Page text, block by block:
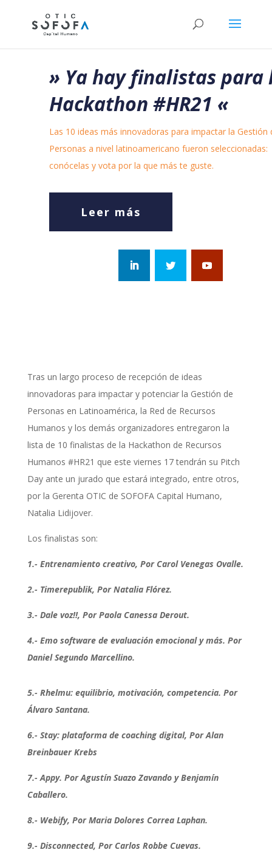
» Ya hay finalistas para
Hackathon #HR21 «
Las 10 ideas más innovadoras para impactar la Gestión
Personas a nivel latinoamericano fueron seleccionadas:
conócelas y vota por la que más te guste.
Leer más
Tras un largo proceso de recepción de ideas
innovadoras para impactar y potenciar la Gestión de
Personas en Latinoamérica, la Red de Recursos
Humanos y los demás organizadores entregaron la
lista de 10 finalistas de la Hackathon de Recursos
Humanos #HR21 que este viernes 17 tendrán su Pitch
Day ante un jurado que estará integrado, entre otros,
por la Gerenta OTIC de SOFOFA Capital Humano,
Natalia Lidijover.
Los finalistas son:
1.- Entrenamiento creativo, Por Carol Venegas Ovalle.
2.- Timerepublik, Por Natalia Flórez.
3.- Dale voz!!, Por Paola Canessa Derout.
4.- Emo software de evaluación emocional y más. Por
Daniel Segundo Marcellino.
5.- Rhelmu: equilibrio, motivación, competencia. Por
Álvaro Santana.
6.- Stay: plataforma de coaching digital, Por Alan
Breinbauer Krebs
7.- Appy. Por Agustín Suazo Zavando y Benjamín
Caballero.
8.- Webify, Por Maria Dolores Correa Laphan.
9.- Disconnected, Por Carlos Robbe Cuevas.